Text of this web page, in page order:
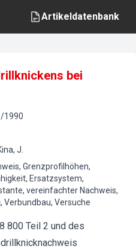
Artikeldatenbank
bei
/1990
J.
Grenzprofilhöhen,
Ersatzsystem,
vereinfachter Nachweis,
Verbundbau, Versuche
800 Teil 2 und des